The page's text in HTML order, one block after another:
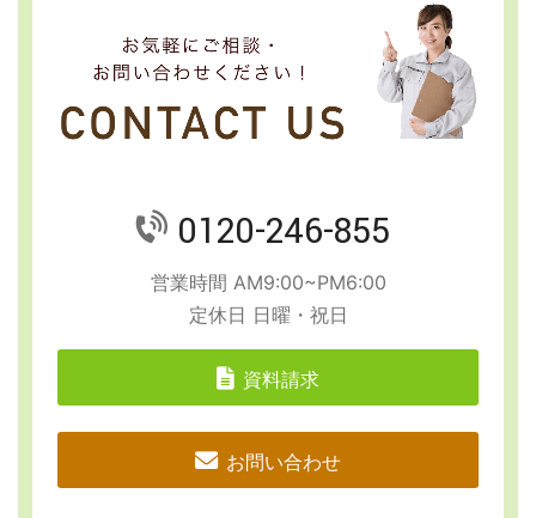
0120-246-855
営業時間 AM9:00~PM6:00
定休日 日曜・祝日
資料請求
お問い合わせ